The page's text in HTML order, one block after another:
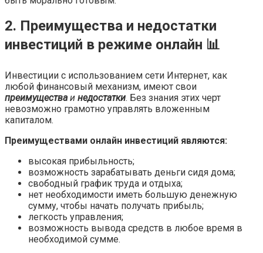
2. Преимущества и недостатки
инвестиций в режиме онлайн 📊
Инвестиции с использованием сети Интернет, как
любой финансовый механизм, имеют свои
преимущества и недостатки. Без знания этих черт
невозможно грамотно управлять вложенным
капиталом.
Преимуществами онлайн инвестиций являются:
высокая прибыльность;
возможность зарабатывать деньги сидя дома;
свободный график труда и отдыха;
нет необходимости иметь большую денежную
сумму, чтобы начать получать прибыль;
легкость управления;
возможность вывода средств в любое время в
необходимой сумме.